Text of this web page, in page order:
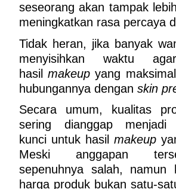
seseorang akan tampak
meningkatkan rasa percaya
Tidak heran, jika banyak
menyisihkan waktu
hasil makeup yang
hubungannya dengan skin
Secara umum, kualitas
sering dianggap menjadi
kunci untuk hasil makeup
Meski anggapan
sepenuhnya salah, namun
harga produk bukan satu-